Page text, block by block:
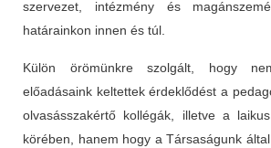
szervezet, intézmény és
határainkon innen és túl.
Külön örömünkre szolgált, hogy
előadásaink keltettek érdeklődést a
olvasásszakértő kollégák, illetve a
körében, hanem hogy a Társaságunk